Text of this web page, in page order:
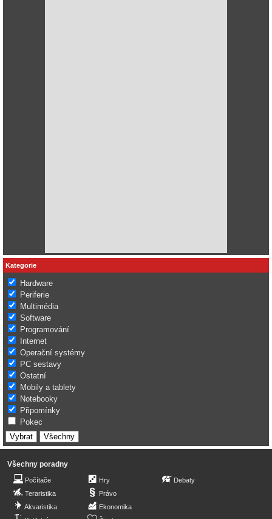
Kategorie
Hardware
Periferie
Multimédia
Software
Programování
Internet
Operační systémy
PC sestavy
Ostatní
Mobily a tablety
Notebooky
Připomínky
Pokec
Všechny poradny
Počítače
Teraristika
Akvaristika
Hry
Právo
Ekonomika
Debaty